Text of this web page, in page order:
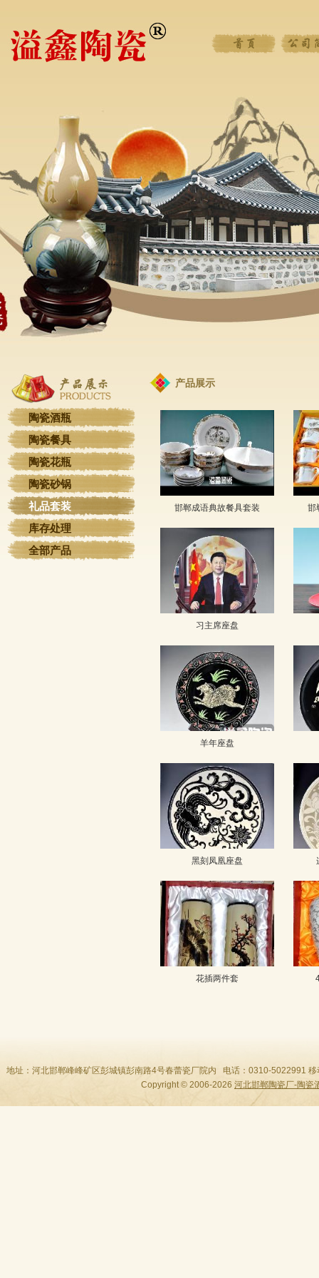
首页 公司简介 新闻中心
陶瓷酒瓶
陶瓷餐具
陶瓷花瓶
陶瓷砂锅
礼品套装
库存处理
全部产品
产品展示
邯郸成语典故餐具套装 邯
习主席座盘
羊年座盘
黑刻凤凰座盘
花插两件套
地址：河北邯郸峰峰矿区彭城镇彭南路4号春蕾瓷厂院内 电话：0310-
Copyright © 2006-2026 河北邯郸陶瓷厂-陶瓷